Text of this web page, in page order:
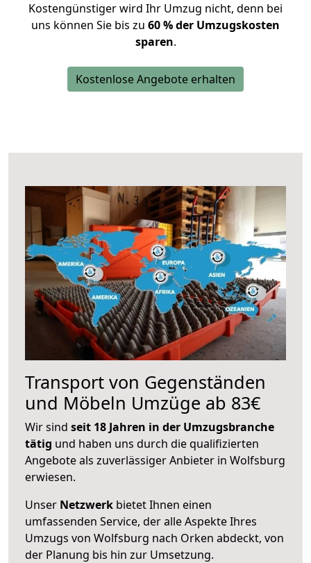
Kostengünstiger wird Ihr Umzug nicht, denn bei
uns können Sie bis zu 60 % der Umzugskosten
sparen.
Kostenlose Angebote erhalten
Transport von Gegenständen
und Möbeln Umzüge ab 83€
Wir sind seit 18 Jahren in der Umzugsbranche
tätig und haben uns durch die qualifizierten
Angebote als zuverlässiger Anbieter in Wolfsburg
erwiesen.
Unser Netzwerk bietet Ihnen einen
umfassenden Service, der alle Aspekte Ihres
Umzugs von Wolfsburg nach Orken abdeckt, von
der Planung bis hin zur Umsetzung.